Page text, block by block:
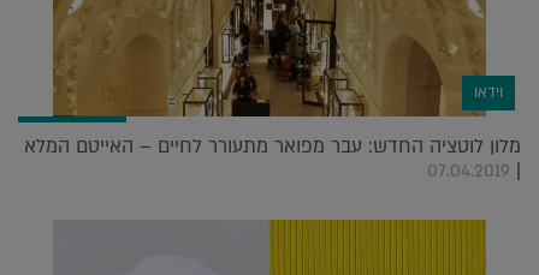
וידאו
מלון לוטציה החדש: עבר מפואר מתעורר לחיים – האייטם המלא
|
07.04.2019